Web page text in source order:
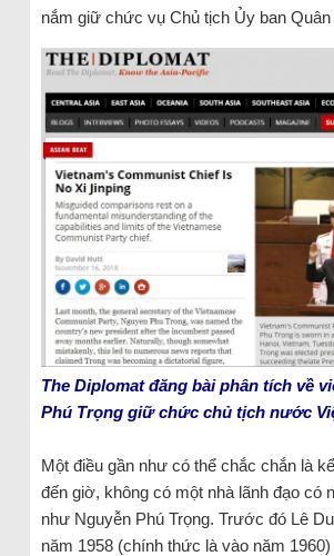
nắm giữ chức vụ Chủ tịch Ủy ban
The Diplomat đăng bài phân tích về
Phú Trọng giữ chức chủ tịch nước
Một điều gần như có thể chắc chắn là
đến giờ, không có một nhà lãnh đạo có
như Nguyễn Phú Trọng. Trước đó Lê
năm 1958 (chính thức là vào năm